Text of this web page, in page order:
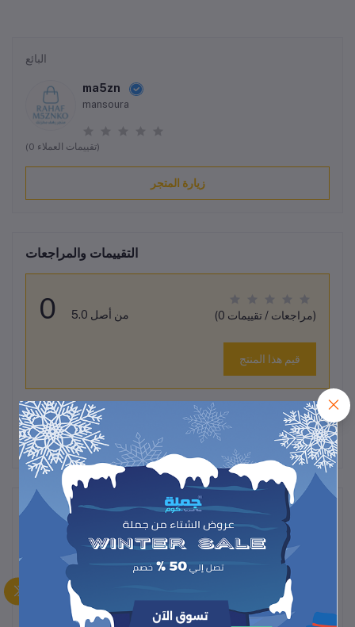
البائع
ma5zn
mansoura
(0 تقييمات العملاء)
زيارة المتجر
التقييمات والمراجعات
0 من أصل 5.0 (0 مراجعات / تقييمات)
قيم هذا المنتج
لم تكن هناك تقييمات لهذا المنتج حتى الآن.
وصف
حامل كمبيوتر محمول مريح من الألومنيومقابل لتعديل الارتفاع والطي
مصمم ليكون
مثالي للاستخدام
المكتبي والألعاب، مع تصميم عالي الجودة يجمع بين
الراحة، المتانة، والأناقة